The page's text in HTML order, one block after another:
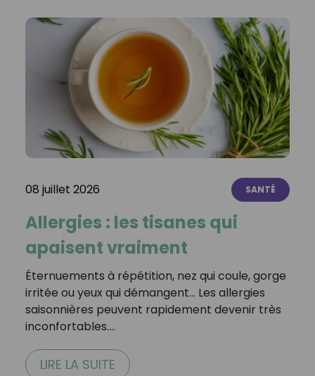
08 juillet 2026 SANTÉ
Allergies : les tisanes qui
apaisent vraiment
Éternuements à répétition, nez qui coule, gorge
irritée ou yeux qui démangent… Les allergies
saisonnières peuvent rapidement devenir très
inconfortables.…
LIRE LA SUITE